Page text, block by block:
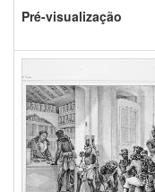
Pré-visualização